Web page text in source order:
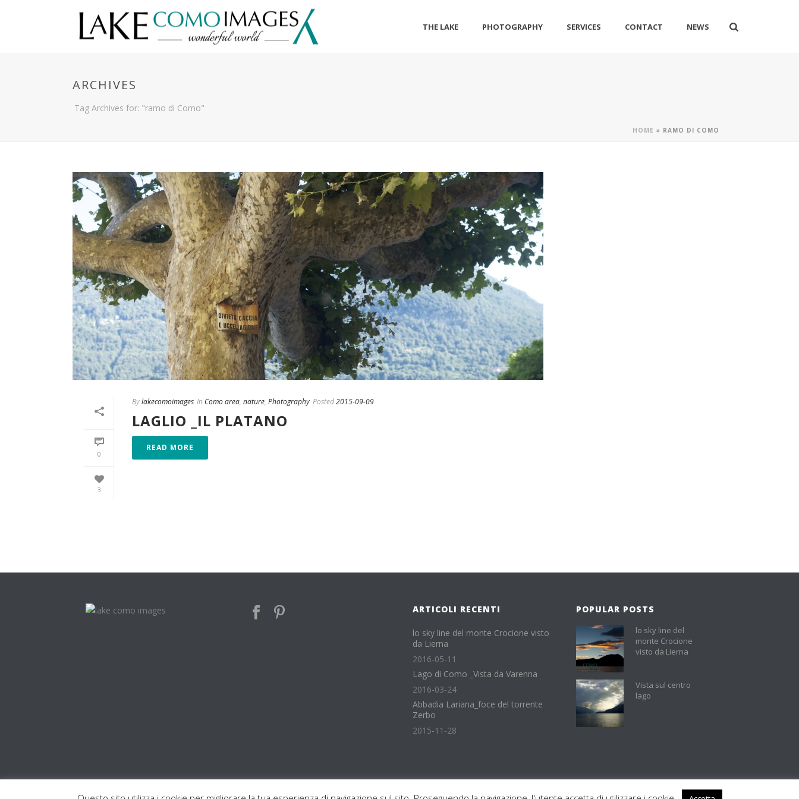
THE LAKE PHOTOGRAPHY SERVICES CONTACT NEWS
ARCHIVES
Tag Archives for: "ramo di Como"
HOME » RAMO DI COMO
0
3
Bylakecomoimages In Como area, nature, Photography Posted2015-09-09
LAGLIO _IL PLATANO
READ MORE
ARTICOLI RECENTI
lo sky line del monte Crocione visto
da Lierna
2016-05-11
Lago di Como _Vista da Varenna
2016-03-24
Abbadia Lariana_foce del torrente
Zerbo
2015-11-28
POPULAR POSTS
lo sky line del
monte Crocione
visto da Lierna
Vista sul centro
lago